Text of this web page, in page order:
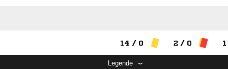
14 / 0 2 / 0
Legende